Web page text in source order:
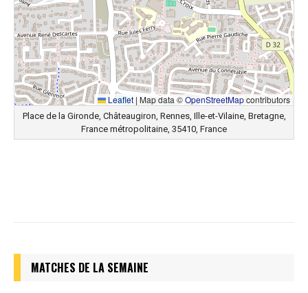
Leaflet |Map data ©OpenStreetMapcontributors
Place de la Gironde, Châteaugiron, Rennes, Ille-et-Vilaine, Bretagne,
France métropolitaine, 35410, France
MATCHES DE LA SEMAINE